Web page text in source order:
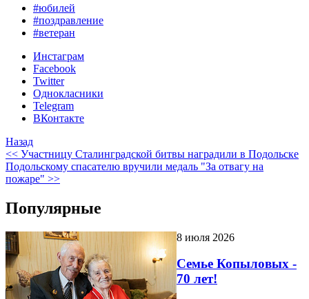
#юбилей
#поздравление
#ветеран
Инстаграм
Facebook
Twitter
Однокласники
Telegram
ВКонтакте
Назад
<< Участницу Сталинградской битвы наградили в Подольске
Подольскому спасателю вручили медаль "За отвагу на
пожаре" >>
Популярные
8 июля 2026
Семье Копыловых -
70 лет!